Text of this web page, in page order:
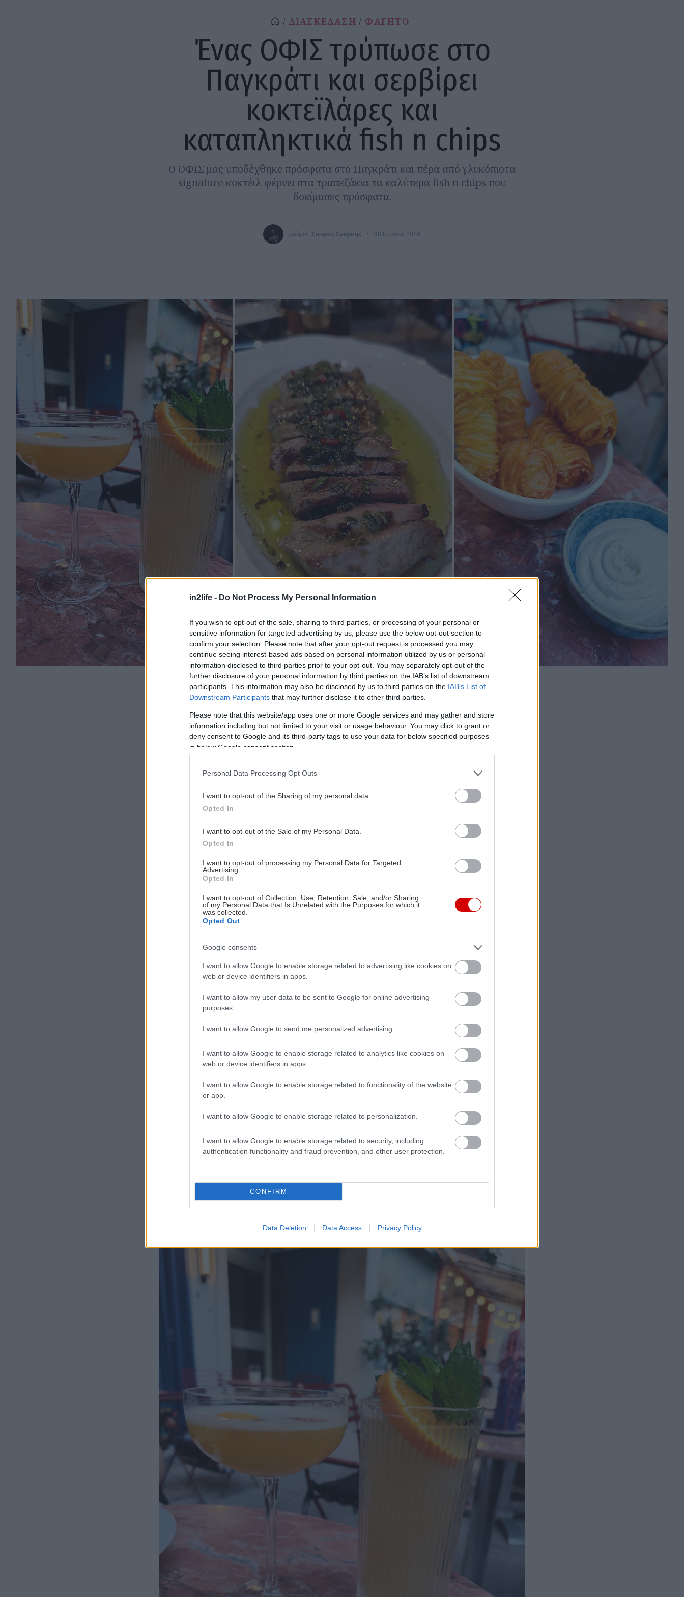
in2life - Do Not Process My Personal Information
If you wish to opt-out of the sale, sharing to third parties, or processing of your personal or
sensitive information for targeted advertising by us, please use the below opt-out section to
confirm your selection. Please note that after your opt-out request is processed you may
continue seeing interest-based ads based on personal information utilized by us or personal
information disclosed to third parties prior to your opt-out. You may separately opt-out of the
further disclosure of your personal information by third parties on the IAB’s list of downstream
participants. This information may also be disclosed by us to third parties on the IAB’s List of
Downstream Participants that may further disclose it to other third parties.
Please note that this website/app uses one or more Google services and may gather and store
information including but not limited to your visit or usage behaviour. You may click to grant or
deny consent to Google and its third-party tags to use your data for below specified purposes
in below Google consent section.
Personal Data Processing Opt Outs
I want to opt-out of the Sharing of my personal data.
Opted In
I want to opt-out of the Sale of my Personal Data.
Opted In
I want to opt-out of processing my Personal Data for Targeted
Advertising.
Opted In
I want to opt-out of Collection, Use, Retention, Sale, and/or Sharing
of my Personal Data that Is Unrelated with the Purposes for which it
was collected.
Opted Out
Google consents
I want to allow Google to enable storage related to advertising like cookies on
web or device identifiers in apps.
I want to allow my user data to be sent to Google for online advertising
purposes.
I want to allow Google to send me personalized advertising.
I want to allow Google to enable storage related to analytics like cookies on
web or device identifiers in apps.
I want to allow Google to enable storage related to functionality of the website
or app.
I want to allow Google to enable storage related to personalization.
I want to allow Google to enable storage related to security, including
authentication functionality and fraud prevention, and other user protection.
CONFIRM
Data Deletion Data Access Privacy Policy
ΔΙΑΣΚΕΔΑΣΗ ΦΑΓΗΤΟ
Ένας ΟΦΙΣ τρύπωσε στο
Παγκράτι και σερβίρει
κοκτεϊλάρες και
καταπληκτικά fish n chips
Ο ΟΦΙΣ μας υποδέχθηκε πρόσφατα στο Παγκράτι και πέρα από γλυκόπιοτα
signature κοκτέιλ φέρνει στα τραπεζάκια τα καλύτερα fish n chips που
δοκίμασες πρόσφατα.
γράφει: Σπύρος Σμυρνής 30 Ιουνίου 2026
Π
ιάτσες πάνε κι έρχονται, γαστρονομικές μόδες περνούν ξώφαλτσα
Παγκρατάρα παραμένει εκεί μόνιμο στέκι Αθηναίων και επισκεπτών
ουρά για τα νέα εστιατορικά projects της περιοχής.
Εδώ, μπορείς να βρεις κάθε πιθανό κι απίθανο food spot έχεις ποτέ φανταστεί, με
καφέ, μπαρ και φαγάδικα να διεκδικούν μια θέση στην καρδιά σου, μέσα από τα
αναρίθμητα καλούδια που προσφέρουν.
day χώρους με εξαιρετικές bar food επιλογές μέχρι street food για μερακλήδικα
γούστα το Παγκράτι έχει μια γαστρονομική λύση σε κάθε πρόβλημα που προκύψει